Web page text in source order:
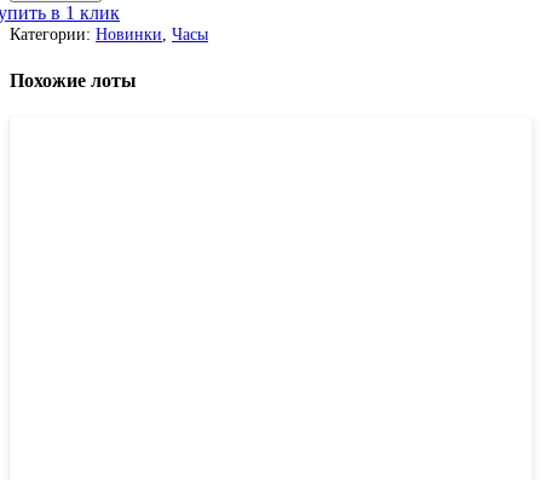
в 1 клик
Категории: Новинки Часы
Похожие лоты